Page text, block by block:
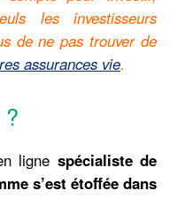
les investisseurs
de ne pas trouver de
assurances vie.
ligne spécialiste de
s’est étoffée dans